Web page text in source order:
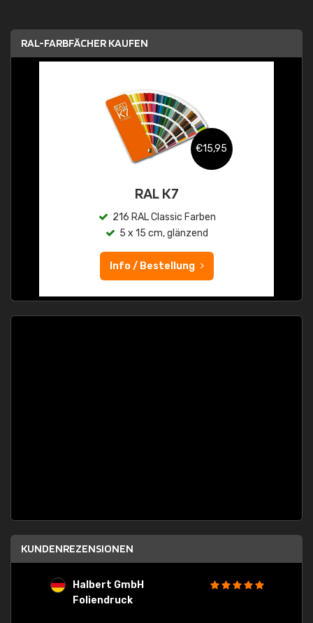
RAL-FARBFÄCHER KAUFEN
€15,95
RAL K7
216 RAL Classic Farben
5 x 15 cm, glänzend
Info / Bestellung
KUNDENREZENSIONEN
Halbert GmbH
Foliendruck